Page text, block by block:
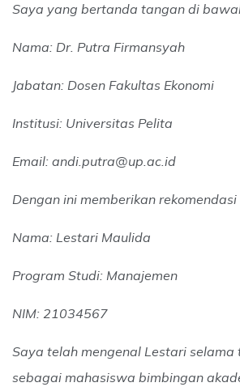
Saya yang bertanda tangan di
Nama: Dr. Putra Firmansyah
Jabatan: Dosen Fakultas Ekonomi
Institusi: Universitas Pelita
Email: andi.putra@up.ac.id
Dengan ini memberikan rekomendasi
Nama: Lestari Maulida
Program Studi: Manajemen
NIM: 21034567
Saya telah mengenal Lestari selama
sebagai mahasiswa bimbingan